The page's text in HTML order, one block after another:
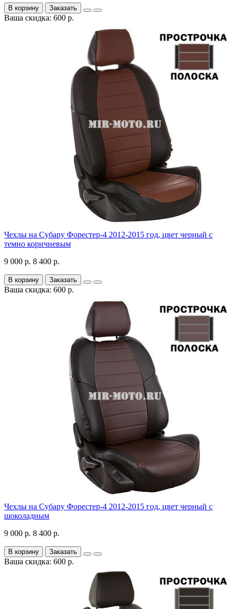
В корзину Заказать
Ваша скидка: 600 р.
Чехлы на Субару Форестер-4 2012-2015 год, цвет черный с
темно коричневым
9 000 р. 8 400 р.
В корзину Заказать
Ваша скидка: 600 р.
Чехлы на Субару Форестер-4 2012-2015 год, цвет черный с
шоколадным
9 000 р. 8 400 р.
В корзину Заказать
Ваша скидка: 600 р.